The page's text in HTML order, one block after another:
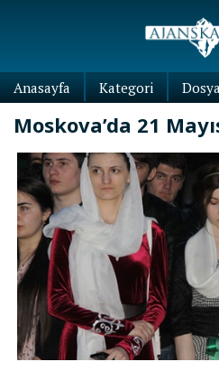
Anasayfa Kategori Dosya
Moskova’da 21